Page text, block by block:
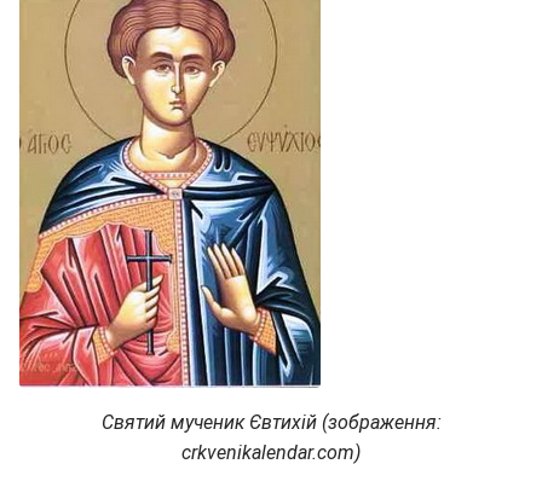
Святий мученик Євтихій (зображення:
crkvenikalendar.com)